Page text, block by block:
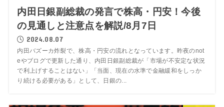
内田日銀副総裁の発言で株高・円安！今後
の見通しと注意点を解説/8月7日
2024.08.07
内田バズーカ炸裂で、株高・円安の流れとなっています。昨夜のnot
eやブログで更新した通り、内田日銀副総裁が「市場が不安定な状況
で利上げすることはない」「当面、現在の水準で金融緩和をしっか
り続ける必要がある」として、日銀の...